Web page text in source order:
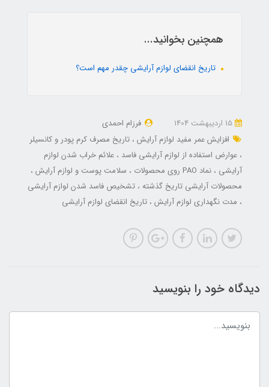
همچنین بخوانید...
تاریخ انقضای لوازم آرایشی چقدر مهم است؟
فرزام احمدی
افزایش عمر مفید لوازم آرایش تاریخ مصرف کرم پودر و کانسیلر
عوارض استفاده از لوازم آرایشی فاسد
علائم خراب شدن لوازم
آرایشی
نماد PAO روی محصولات
سلامت پوست و لوازم آرایش
محصولات آرایشی تاریخ گذشته تشخیص فاسد شدن لوازم آرایشی
مدت نگهداری لوازم آرایش تاریخ انقضای لوازم آرایشی
دیدگاه خود را بنویسید